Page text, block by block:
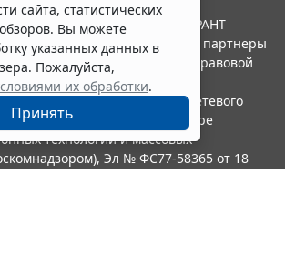
сайта, статистических
Вы можете
указанных данных в
Пожалуйста,
их обработки.
Принять
СЕРВИС", 2026. Система ГАРАНТ
года. Компания "Гарант" и ее партнеры
Российской ассоциации правовой
в качестве сетевого
службой по надзору в сфере
технологий и массовых
Эл № ФС77-58365 от 18